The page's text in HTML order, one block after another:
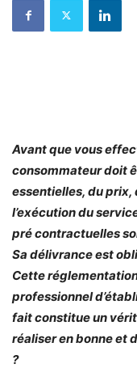
Avant que vous
consommateur doit
essentielles, du prix,
l’exécution du
pré contractuelles
Sa délivrance est
Cette
professionnel
fait constitue un
réaliser en bonne et
?